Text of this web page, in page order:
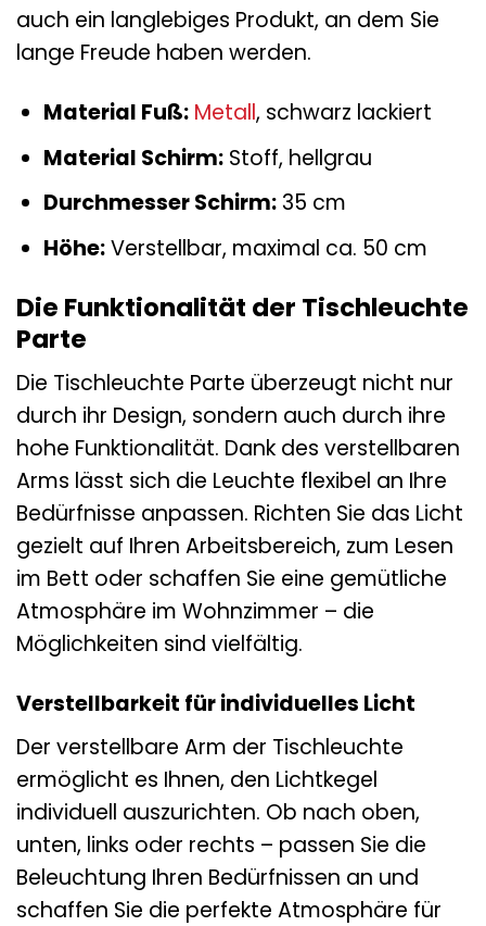
auch ein langlebiges Produkt, an dem Sie
lange Freude haben werden.
Material Fuß: Metall, schwarz lackiert
Material Schirm:Stoff, hellgrau
Durchmesser Schirm:35 cm
Höhe:Verstellbar, maximal ca. 50 cm
Die Funktionalität der Tischleuchte
Parte
Die Tischleuchte Parte überzeugt nicht nur
durch ihr Design, sondern auch durch ihre
hohe Funktionalität. Dank des verstellbaren
Arms lässt sich die Leuchte flexibel an Ihre
Bedürfnisse anpassen. Richten Sie das Licht
gezielt auf Ihren Arbeitsbereich, zum Lesen
im Bett oder schaffen Sie eine gemütliche
Atmosphäre im Wohnzimmer – die
Möglichkeiten sind vielfältig.
Verstellbarkeit für individuelles Licht
Der verstellbare Arm der Tischleuchte
ermöglicht es Ihnen, den Lichtkegel
individuell auszurichten. Ob nach oben,
unten, links oder rechts – passen Sie die
Beleuchtung Ihren Bedürfnissen an und
schaffen Sie die perfekte Atmosphäre für